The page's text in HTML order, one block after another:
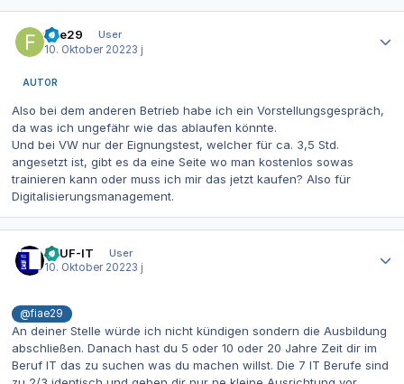
fiae29
User
10. Oktober 20223 j
AUTOR
Also bei dem anderen Betrieb habe ich ein Vorstellungsgespräch,
da was ich ungefähr wie das ablaufen könnte.
Und bei VW nur der Eignungstest, welcher für ca. 3,5 Std.
angesetzt ist, gibt es da eine Seite wo man kostenlos sowas
trainieren kann oder muss ich mir das jetzt kaufen? Also für
Digitalisierungsmanagement.
DAUF-IT
User
10. Oktober 20223 j
@fiae29
An deiner Stelle würde ich nicht kündigen sondern die Ausbildung
abschließen. Danach hast du 5 oder 10 oder 20 Jahre Zeit dir im
Beruf IT das zu suchen was du machen willst. Die 7 IT Berufe sind